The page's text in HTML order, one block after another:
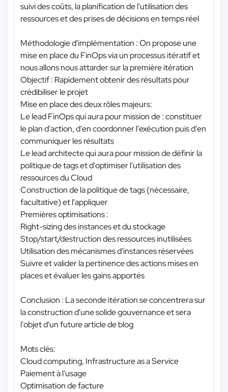
suivi des coûts, la planification de l'utilisation des
ressources et des prises de décisions en temps réel
Méthodologie d'implémentation : On propose une
mise en place du FinOps via un processus itératif et
nous allons nous attarder sur la première itération
Objectif : Rapidement obtenir des résultats pour
crédibiliser le projet
Mise en place des deux rôles majeurs:
Le lead FinOps qui aura pour mission de : constituer
le plan d'action, d'en coordonner l'exécution puis d'en
communiquer les résultats
Le lead architecte qui aura pour mission de définir la
politique de tags et d'optimiser l'utilisation des
ressources du Cloud
Construction de la politique de tags (nécessaire,
facultative) et l'appliquer
Premières optimisations :
Right-sizing des instances et du stockage
Stop/start/destruction des ressources inutilisées
Utilisation des mécanismes d'instances réservées
Suivre et valider la pertinence des actions mises en
places et évaluer les gains apportés
Conclusion : La seconde itération se concentrera sur
la construction d'une solide gouvernance et sera
l'objet d'un future article de blog
Mots clés:
Cloud computing, Infrastructure as a Service
Paiement à l'usage
Optimisation de facture